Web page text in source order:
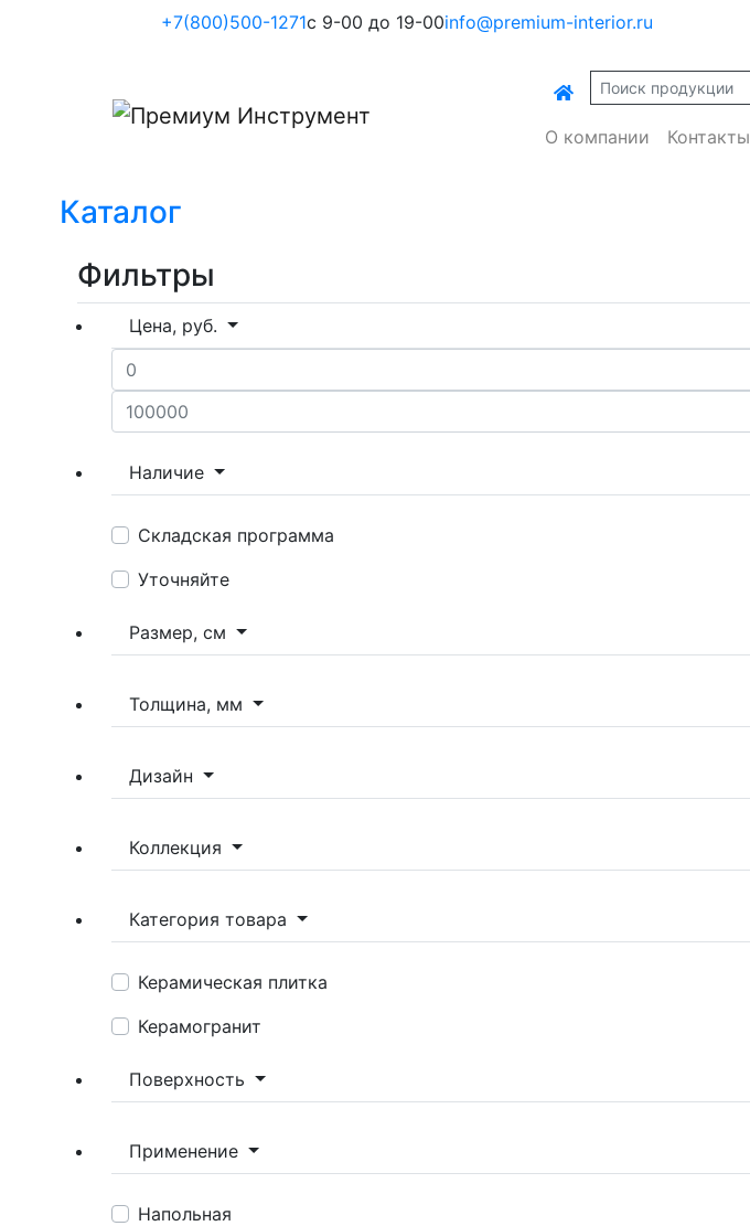
+7(800)500-1271с 9-00 до 19-00info@premium-interior.ru
О компании Контакты
Каталог
Фильтры
Цена, руб.
Наличие
Складская программа
Уточняйте
Размер, см
Толщина, мм
Дизайн
Коллекция
Категория товара
Керамическая плитка
Керамогранит
Поверхность
Применение
Напольная